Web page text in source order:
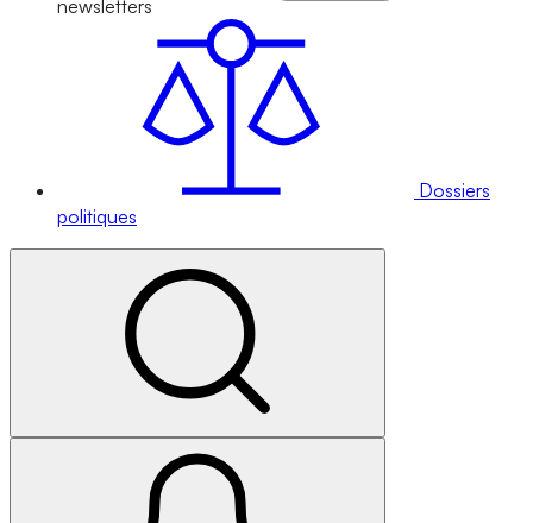
newsletters
Dossiers
politiques